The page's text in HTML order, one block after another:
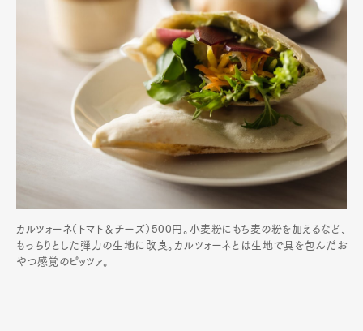
カルツォーネ（トマト＆チーズ）500円。小麦粉にもち麦の粉を加えるなど、
もっちりとした弾力の生地に改良。カルツォーネとは生地で具を包んだお
やつ感覚のピッツァ。